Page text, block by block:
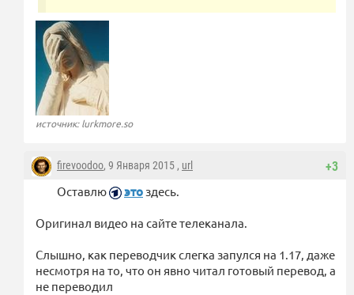
источник: lurkmore.so
+3
firevoodoo, 9 Января 2015 , url
Оставлю это здесь.
Оригинал видео на сайте телеканала.
Слышно, как переводчик слегка запулся на 1.17, даже
несмотря на то, что он явно читал готовый перевод, а
не переводил